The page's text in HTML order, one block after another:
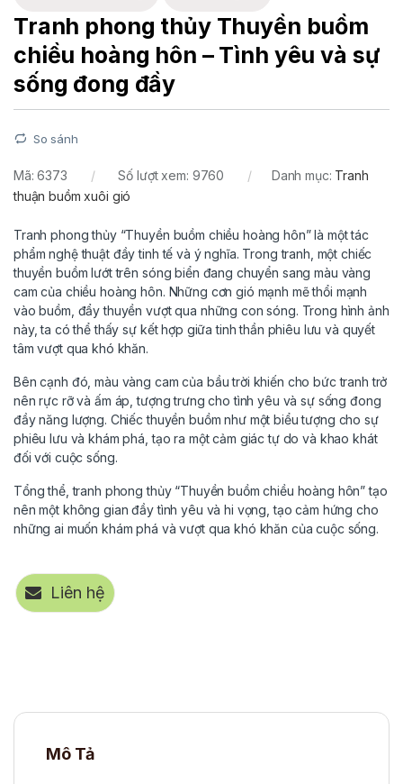
Tranh phong thủy Thuyền buồm
chiều hoàng hôn – Tình yêu và sự
sống đong đầy
So sánh
Mã:6373 Số lượt xem: 9760 Danh mục: Tranh
thuận buồm xuôi gió
Tranh phong thủy “Thuyền buồm chiều hoàng hôn” là một tác
phẩm nghệ thuật đầy tinh tế và ý nghĩa. Trong tranh, một chiếc
thuyền buồm lướt trên sóng biển đang chuyển sang màu vàng
cam của chiều hoàng hôn. Những cơn gió mạnh mẽ thổi mạnh
vào buồm, đẩy thuyền vượt qua những con sóng. Trong hình ảnh
này, ta có thể thấy sự kết hợp giữa tinh thần phiêu lưu và quyết
tâm vượt qua khó khăn.
Bên cạnh đó, màu vàng cam của bầu trời khiến cho bức tranh trở
nên rực rỡ và ấm áp, tượng trưng cho tình yêu và sự sống đong
đầy năng lượng. Chiếc thuyền buồm như một biểu tượng cho sự
phiêu lưu và khám phá, tạo ra một cảm giác tự do và khao khát
đối với cuộc sống.
Tổng thể, tranh phong thủy “Thuyền buồm chiều hoàng hôn” tạo
nên một không gian đầy tình yêu và hi vọng, tạo cảm hứng cho
những ai muốn khám phá và vượt qua khó khăn của cuộc sống.
Liên hệ
Mô Tả